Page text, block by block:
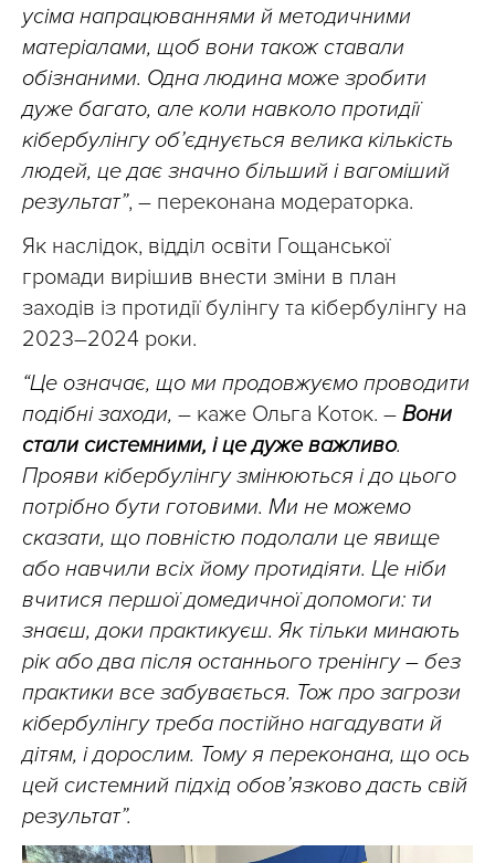
усіма напрацюваннями й методичними
матеріалами, щоб вони також ставали
обізнаними. Одна людина може зробити
дуже багато, але коли навколо протидії
кібербулінгу обʼєднується велика кількість
людей, це дає значно більший і вагоміший
результат”, – переконана модераторка.
Як наслідок, відділ освіти Гощанської
громади вирішив внести зміни в план
заходів із протидії булінгу та кібербулінгу на
2023–2024 роки.
“Це означає, що ми продовжуємо проводити
подібні заходи, – каже Ольга Коток. – Вони
стали системними, і це дуже важливо.
Прояви кібербулінгу змінюються і до цього
потрібно бути готовими. Ми не можемо
сказати, що повністю подолали це явище
або навчили всіх йому протидіяти. Це ніби
вчитися першої домедичної допомоги: ти
знаєш, доки практикуєш. Як тільки минають
рік або два після останнього тренінгу – без
практики все забувається. Тож про загрози
кібербулінгу треба постійно нагадувати й
дітям, і дорослим. Тому я переконана, що ось
цей системний підхід обов’язково дасть свій
результат”.